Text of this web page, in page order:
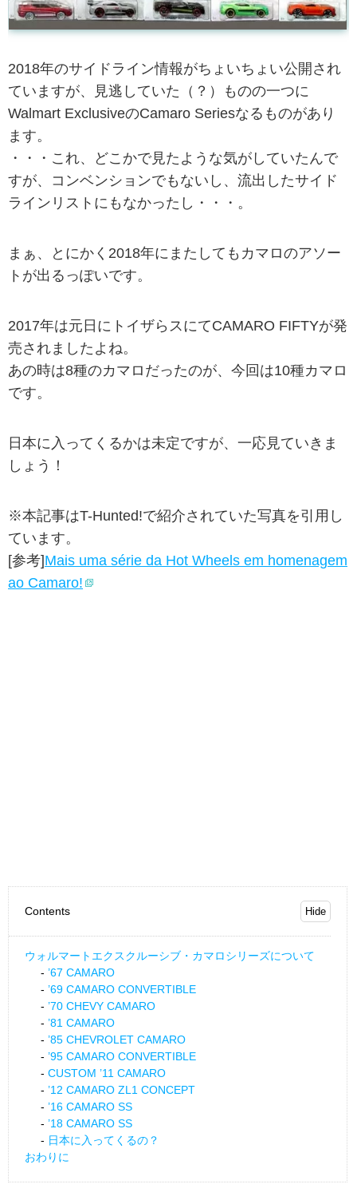
2018年のサイドライン情報がちょいちょい公開され
ていますが、見逃していた（？）ものの一つに
Walmart ExclusiveのCamaro Seriesなるものがあり
ます。
・・・これ、どこかで見たような気がしていたんで
すが、コンベンションでもないし、流出したサイド
ラインリストにもなかったし・・・。
まぁ、とにかく2018年にまたしてもカマロのアソー
トが出るっぽいです。
2017年は元日にトイザらスにてCAMARO FIFTYが発
売されましたよね。
あの時は8種のカマロだったのが、今回は10種カマロ
です。
日本に入ってくるかは未定ですが、一応見ていきま
しょう！
※本記事はT-Hunted!で紹介されていた写真を引用し
ています。
[参考]Mais uma série da Hot Wheels em homenagem
ao Camaro!
Contents
ウォルマートエクスクルーシブ・カマロシリーズについて
’67 CAMARO
’69 CAMARO CONVERTIBLE
’70 CHEVY CAMARO
’81 CAMARO
’85 CHEVROLET CAMARO
’95 CAMARO CONVERTIBLE
CUSTOM ’11 CAMARO
’12 CAMARO ZL1 CONCEPT
’16 CAMARO SS
’18 CAMARO SS
日本に入ってくるの？
おわりに